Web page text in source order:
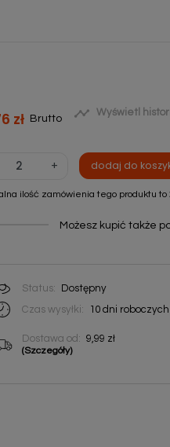
zł Brutto  Wyświetl
+ dodaj do
ilość zamówienia tego produktu to
Możesz kupić także
Status:
Dostępny
Czas wysyłki:
10 dni roboczych
Dostawa od: 9,99 zł
(Szczegóły)